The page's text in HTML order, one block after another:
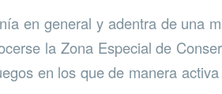
en general y adentra de una
la Zona Especial de
en los que de manera